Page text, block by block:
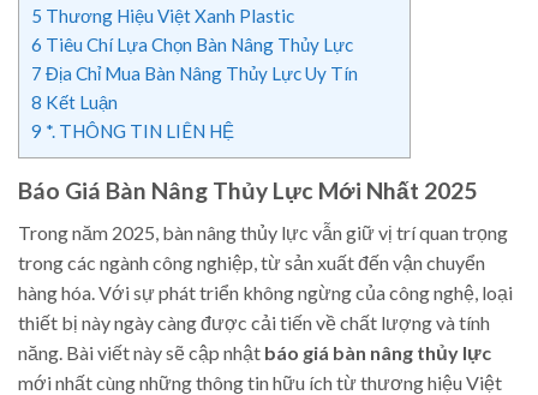
5 Thương Hiệu Việt Xanh Plastic
6 Tiêu Chí Lựa Chọn Bàn Nâng Thủy Lực
7 Địa Chỉ Mua Bàn Nâng Thủy Lực Uy Tín
8 Kết Luận
9 *. THÔNG TIN LIÊN HỆ
Báo Giá Bàn Nâng Thủy Lực Mới Nhất 2025
Trong năm 2025, bàn nâng thủy lực vẫn giữ vị trí quan trọng
trong các ngành công nghiệp, từ sản xuất đến vận chuyển
hàng hóa. Với sự phát triển không ngừng của công nghệ, loại
thiết bị này ngày càng được cải tiến về chất lượng và tính
năng. Bài viết này sẽ cập nhật báo giá bàn nâng thủy lực
mới nhất cùng những thông tin hữu ích từ thương hiệu Việt